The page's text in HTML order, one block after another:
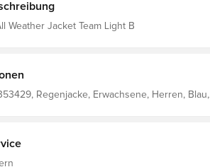
Weather Jacket Team Light B
Regenjacke, Erwachsene, Herren, Blau,